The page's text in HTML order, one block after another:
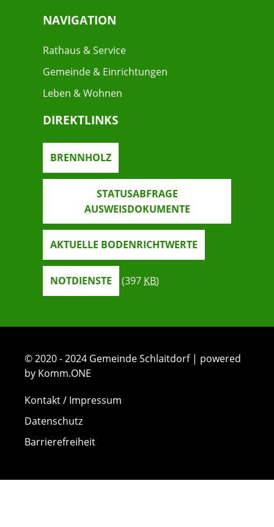
NAVIGATION
Rathaus & Service
Gemeinde & Einrichtungen
Leben & Wohnen
DIREKTLINKS
BRENNHOLZ
STATUSABFRAGE
AUSWEISDOKUMENTE
AKTUELLE BODENRICHTWERTE
NOTDIENSTE (397 KB)
© 2020 - 2024 Gemeinde Schlaitdorf | powered
by Komm.ONE
Kontakt / Impressum
Datenschutz
Barrierefreiheit